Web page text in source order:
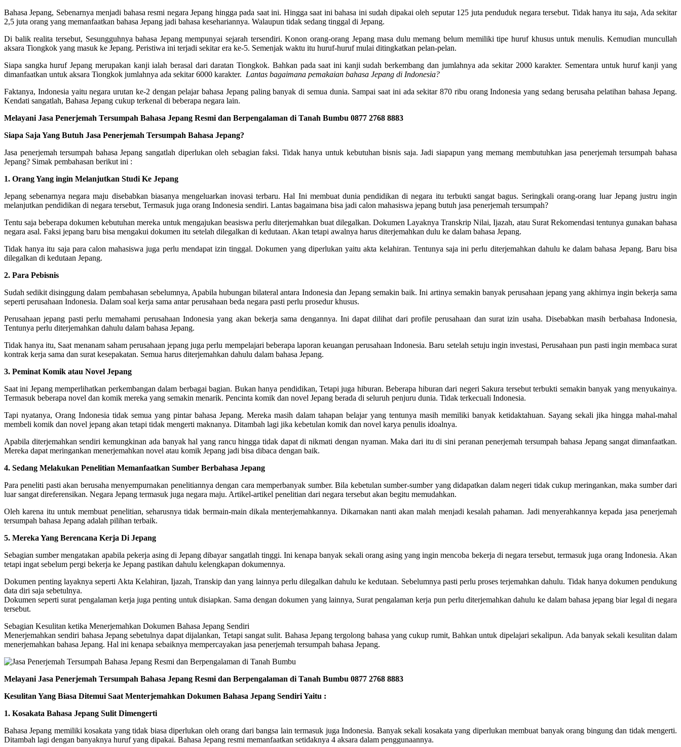
Bahasa Jepang, Sebenarnya menjadi bahasa resmi negara Jepang hingga pada saat ini. Hingga saat ini bahasa ini sudah dipakai oleh seputar 125 juta penduduk negara tersebut. Tidak hanya itu saja, Ada sekitar
2,5 juta orang yang memanfaatkan bahasa Jepang jadi bahasa kesehariannya. Walaupun tidak sedang tinggal di Jepang.
Di balik realita tersebut, Sesungguhnya bahasa Jepang mempunyai sejarah tersendiri. Konon orang-orang Jepang masa dulu memang belum memiliki tipe huruf khusus untuk menulis. Kemudian muncullah
aksara Tiongkok yang masuk ke Jepang. Peristiwa ini terjadi sekitar era ke-5. Semenjak waktu itu huruf-huruf mulai ditingkatkan pelan-pelan.
Siapa sangka huruf Jepang merupakan kanji ialah berasal dari daratan Tiongkok. Bahkan pada saat ini kanji sudah berkembang dan jumlahnya ada sekitar 2000 karakter. Sementara untuk huruf kanji yang
dimanfaatkan untuk aksara Tiongkok jumlahnya ada sekitar 6000 karakter. Lantas bagaimana pemakaian bahasa Jepang di Indonesia?
Faktanya, Indonesia yaitu negara urutan ke-2 dengan pelajar bahasa Jepang paling banyak di semua dunia. Sampai saat ini ada sekitar 870 ribu orang Indonesia yang sedang berusaha pelatihan bahasa Jepang.
Kendati sangatlah, Bahasa Jepang cukup terkenal di beberapa negara lain.
Melayani Jasa Penerjemah Tersumpah Bahasa Jepang Resmi dan Berpengalaman di Tanah Bumbu 0877 2768 8883
Siapa Saja Yang Butuh Jasa Penerjemah Tersumpah Bahasa Jepang?
Jasa penerjemah tersumpah bahasa Jepang sangatlah diperlukan oleh sebagian faksi. Tidak hanya untuk kebutuhan bisnis saja. Jadi siapapun yang memang membutuhkan jasa penerjemah tersumpah bahasa
Jepang? Simak pembahasan berikut ini :
1. Orang Yang ingin Melanjutkan Studi Ke Jepang
Jepang sebenarnya negara maju disebabkan biasanya mengeluarkan inovasi terbaru. Hal Ini membuat dunia pendidikan di negara itu terbukti sangat bagus. Seringkali orang-orang luar Jepang justru ingin
melanjutkan pendidikan di negara tersebut, Termasuk juga orang Indonesia sendiri. Lantas bagaimana bisa jadi calon mahasiswa jepang butuh jasa penerjemah tersumpah?
Tentu saja beberapa dokumen kebutuhan mereka untuk mengajukan beasiswa perlu diterjemahkan buat dilegalkan. Dokumen Layaknya Transkrip Nilai, Ijazah, atau Surat Rekomendasi tentunya gunakan bahasa
negara asal. Faksi jepang baru bisa mengakui dokumen itu setelah dilegalkan di kedutaan. Akan tetapi awalnya harus diterjemahkan dulu ke dalam bahasa Jepang.
Tidak hanya itu saja para calon mahasiswa juga perlu mendapat izin tinggal. Dokumen yang diperlukan yaitu akta kelahiran. Tentunya saja ini perlu diterjemahkan dahulu ke dalam bahasa Jepang. Baru bisa
dilegalkan di kedutaan Jepang.
2. Para Pebisnis
Sudah sedikit disinggung dalam pembahasan sebelumnya, Apabila hubungan bilateral antara Indonesia dan Jepang semakin baik. Ini artinya semakin banyak perusahaan jepang yang akhirnya ingin bekerja sama
seperti perusahaan Indonesia. Dalam soal kerja sama antar perusahaan beda negara pasti perlu prosedur khusus.
Perusahaan jepang pasti perlu memahami perusahaan Indonesia yang akan bekerja sama dengannya. Ini dapat dilihat dari profile perusahaan dan surat izin usaha. Disebabkan masih berbahasa Indonesia,
Tentunya perlu diterjemahkan dahulu dalam bahasa Jepang.
Tidak hanya itu, Saat menanam saham perusahaan jepang juga perlu mempelajari beberapa laporan keuangan perusahaan Indonesia. Baru setelah setuju ingin investasi, Perusahaan pun pasti ingin membaca surat
kontrak kerja sama dan surat kesepakatan. Semua harus diterjemahkan dahulu dalam bahasa Jepang.
3. Peminat Komik atau Novel Jepang
Saat ini Jepang memperlihatkan perkembangan dalam berbagai bagian. Bukan hanya pendidikan, Tetapi juga hiburan. Beberapa hiburan dari negeri Sakura tersebut terbukti semakin banyak yang menyukainya.
Termasuk beberapa novel dan komik mereka yang semakin menarik. Pencinta komik dan novel Jepang berada di seluruh penjuru dunia. Tidak terkecuali Indonesia.
Tapi nyatanya, Orang Indonesia tidak semua yang pintar bahasa Jepang. Mereka masih dalam tahapan belajar yang tentunya masih memiliki banyak ketidaktahuan. Sayang sekali jika hingga mahal-mahal
membeli komik dan novel jepang akan tetapi tidak mengerti maknanya. Ditambah lagi jika kebetulan komik dan novel karya penulis idoalnya.
Apabila diterjemahkan sendiri kemungkinan ada banyak hal yang rancu hingga tidak dapat di nikmati dengan nyaman. Maka dari itu di sini peranan penerjemah tersumpah bahasa Jepang sangat dimanfaatkan.
Mereka dapat meringankan menerjemahkan novel atau komik Jepang jadi bisa dibaca dengan baik.
4. Sedang Melakukan Penelitian Memanfaatkan Sumber Berbahasa Jepang
Para peneliti pasti akan berusaha menyempurnakan penelitiannya dengan cara memperbanyak sumber. Bila kebetulan sumber-sumber yang didapatkan dalam negeri tidak cukup meringankan, maka sumber dari
luar sangat direferensikan. Negara Jepang termasuk juga negara maju. Artikel-artikel penelitian dari negara tersebut akan begitu memudahkan.
Oleh karena itu untuk membuat penelitian, seharusnya tidak bermain-main dikala menterjemahkannya. Dikarnakan nanti akan malah menjadi kesalah pahaman. Jadi menyerahkannya kepada jasa penerjemah
tersumpah bahasa Jepang adalah pilihan terbaik.
5. Mereka Yang Berencana Kerja Di Jepang
Sebagian sumber mengatakan apabila pekerja asing di Jepang dibayar sangatlah tinggi. Ini kenapa banyak sekali orang asing yang ingin mencoba bekerja di negara tersebut, termasuk juga orang Indonesia. Akan
tetapi ingat sebelum pergi bekerja ke Jepang pastikan dahulu kelengkapan dokumennya.
Dokumen penting layaknya seperti Akta Kelahiran, Ijazah, Transkip dan yang lainnya perlu dilegalkan dahulu ke kedutaan. Sebelumnya pasti perlu proses terjemahkan dahulu. Tidak hanya dokumen pendukung
data diri saja sebetulnya.
Dokumen seperti surat pengalaman kerja juga penting untuk disiapkan. Sama dengan dokumen yang lainnya, Surat pengalaman kerja pun perlu diterjemahkan dahulu ke dalam bahasa jepang biar legal di negara
tersebut.
Sebagian Kesulitan ketika Menerjemahkan Dokumen Bahasa Jepang Sendiri
Menerjemahkan sendiri bahasa Jepang sebetulnya dapat dijalankan, Tetapi sangat sulit. Bahasa Jepang tergolong bahasa yang cukup rumit, Bahkan untuk dipelajari sekalipun. Ada banyak sekali kesulitan dalam
menerjemahkan bahasa Jepang. Hal ini kenapa sebaiknya mempercayakan jasa penerjemah tersumpah bahasa Jepang.
Melayani Jasa Penerjemah Tersumpah Bahasa Jepang Resmi dan Berpengalaman di Tanah Bumbu 0877 2768 8883
Kesulitan Yang Biasa Ditemui Saat Menterjemahkan Dokumen Bahasa Jepang Sendiri Yaitu :
1. Kosakata Bahasa Jepang Sulit Dimengerti
Bahasa Jepang memiliki kosakata yang tidak biasa diperlukan oleh orang dari bangsa lain termasuk juga Indonesia. Banyak sekali kosakata yang diperlukan membuat banyak orang bingung dan tidak mengerti.
Ditambah lagi dengan banyaknya huruf yang dipakai. Bahasa Jepang resmi memanfaatkan setidaknya 4 aksara dalam penggunaannya.